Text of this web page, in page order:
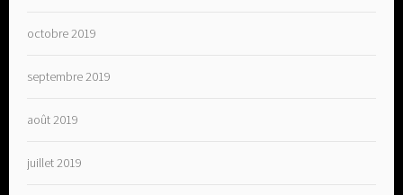
octobre 2019
septembre 2019
août 2019
juillet 2019